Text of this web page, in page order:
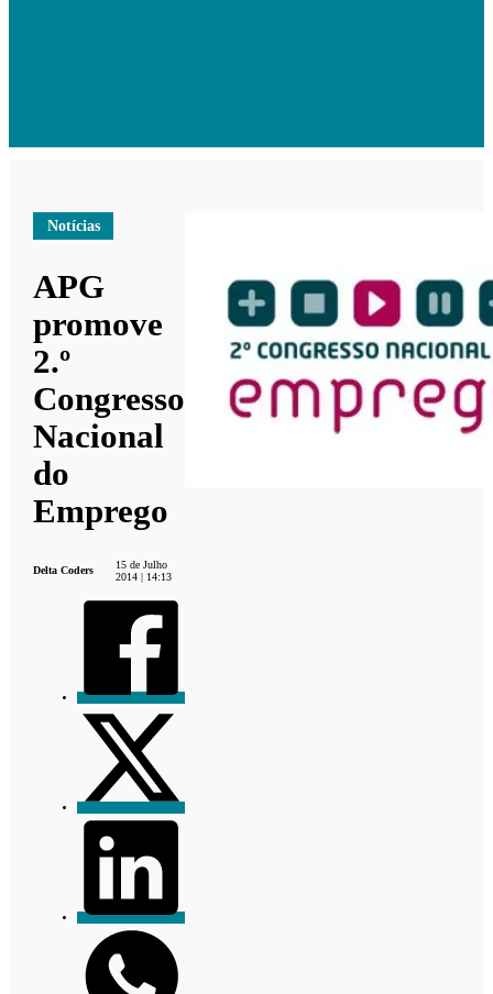
Notícias
APG
promove
2.º
Congresso
Nacional
do
Emprego
Delta Coders
15 de Julho
2014 | 14:13